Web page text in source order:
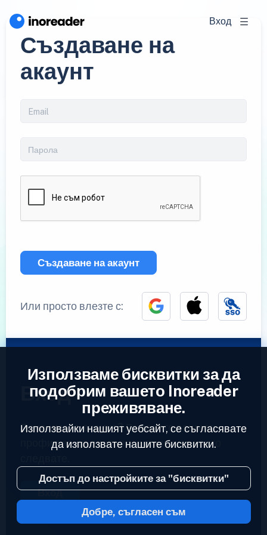
Вход
Създаване на
акаунт
Създаване на акаунт
Или просто влезте с:
Вход
Вече имате акаунт?Въведете вашият
профил за да достъпите емисиите които
Вход
2023 © Inoreader
Използваме бисквитки за да
подобрим вашето Inoreader
преживяване.
Използвайки нашият уебсайт, се съгласявате
да използвате нашите бисквитки.
Достъп до настройките за "бисквитки"
Добре, съгласен съм